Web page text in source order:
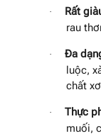
· Rất
rau
· Đa
luộc,
chất
· Thực
muối,